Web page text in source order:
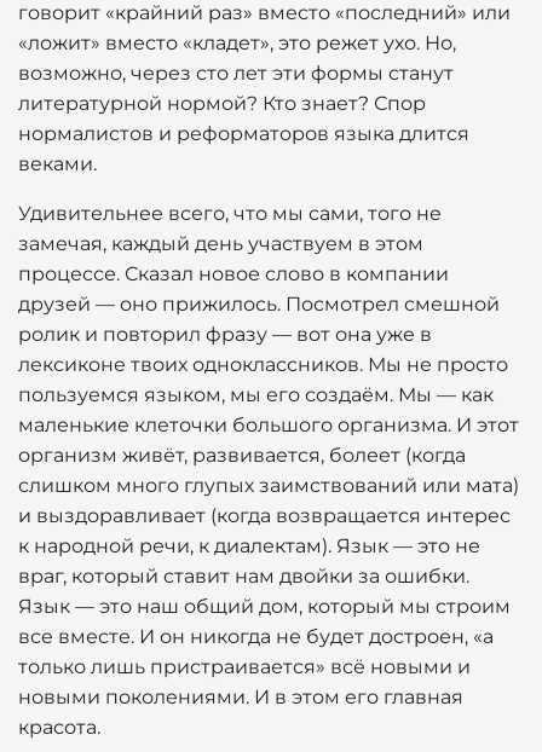
говорит «крайний раз» вместо «последний» или
«ложит» вместо «кладет», это режет ухо. Но,
возможно, через сто лет эти формы станут
литературной нормой? Кто знает? Спор
нормалистов и реформаторов языка длится
веками.
Удивительнее всего, что мы сами, того не
замечая, каждый день участвуем в этом
процессе. Сказал новое слово в компании
друзей — оно прижилось. Посмотрел смешной
ролик и повторил фразу — вот она уже в
лексиконе твоих одноклассников. Мы не просто
пользуемся языком, мы его создаём. Мы — как
маленькие клеточки большого организма. И этот
организм живёт, развивается, болеет (когда
слишком много глупых заимствований или мата)
и выздоравливает (когда возвращается интерес
к народной речи, к диалектам). Язык — это не
враг, который ставит нам двойки за ошибки.
Язык — это наш общий дом, который мы строим
все вместе. И он никогда не будет достроен, «а
только лишь пристраивается» всё новыми и
новыми поколениями. И в этом его главная
красота.